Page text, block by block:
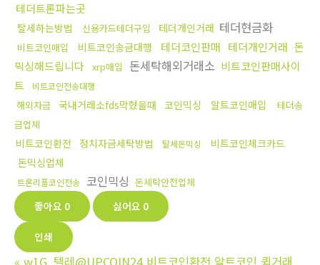
테더트론파는곳
탈세하는방법 신용카드테더구입 테더개인거래 테더현금화
비트코인매입 비트코인송금대행 테더코인판매 테더개인거래 돈
믹싱해드립니다 xrp매입 돈세탁해외거래소 비트코인판매사이
트
비트코인전송대행
해외자금 국내거래소fds막혔을때 코인믹싱 알트코인매입
테더송
금업체
비트코인환전 정치자금세탁방법 탈세돈믹싱
비트코인체크카드
돈믹싱업체
트론리플코인전송 코인믹싱 돈세탁안전업체
좋아요 0 싫어요 0
인쇄